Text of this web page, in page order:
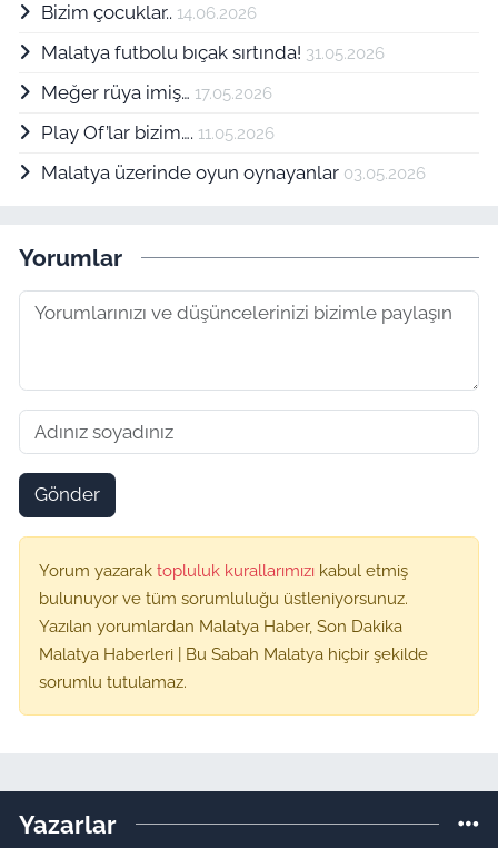
Bizim çocuklar.. 14.06.2026
Malatya futbolu bıçak sırtında! 31.05.2026
Meğer rüya imiş… 17.05.2026
Play Of’lar bizim…. 11.05.2026
Malatya üzerinde oyun oynayanlar 03.05.2026
Yorumlar
Gönder
Yorum yazarak topluluk kurallarımızı kabul etmiş
bulunuyor ve tüm sorumluluğu üstleniyorsunuz.
Yazılan yorumlardan Malatya Haber, Son Dakika
Malatya Haberleri | Bu Sabah Malatya hiçbir şekilde
sorumlu tutulamaz.
Yazarlar